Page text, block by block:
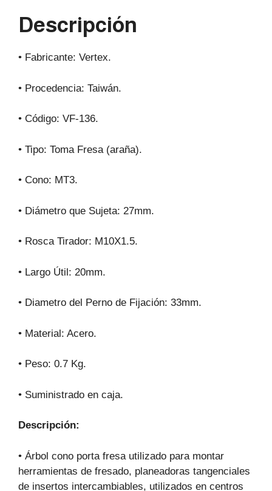
p
o
Descripción
• Fabricante: Vertex.
• Procedencia: Taiwán.
• Código: VF-136.
• Tipo: Toma Fresa (araña).
• Cono: MT3.
• Diámetro que Sujeta: 27mm.
• Rosca Tirador: M10X1.5.
• Largo Útil: 20mm.
• Diametro del Perno de Fijación: 33mm.
• Material: Acero.
• Peso: 0.7 Kg.
• Suministrado en caja.
Descripción:
• Árbol cono porta fresa utilizado para montar
herramientas de fresado, planeadoras tangenciales
de insertos intercambiables, utilizados en centros